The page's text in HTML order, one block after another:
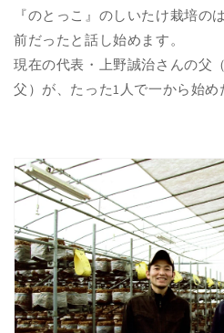
『のとっこ』のしいたけ栽培の
前だったと話し始めます。
現在の代表・上野誠治さんの父
父）が、たった1人で一から始め